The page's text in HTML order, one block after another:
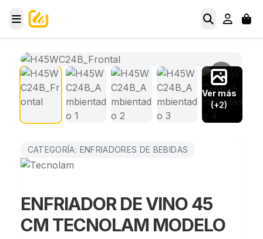
Ver más
(+2)
CATEGORÍA: ENFRIADORES DE BEBIDAS
ENFRIADOR DE VINO 45
CM TECNOLAM MODELO